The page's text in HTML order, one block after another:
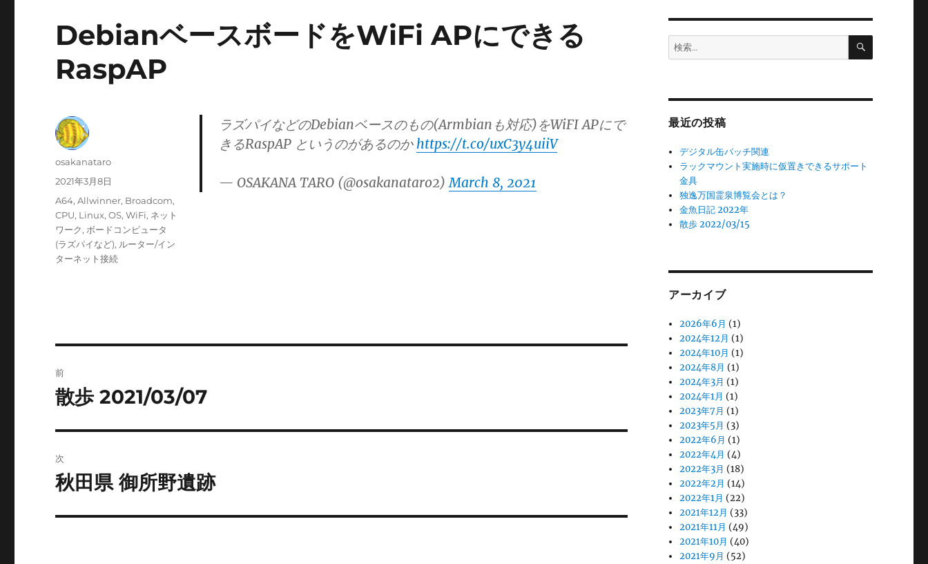
DebianベースボードをWiFi APにできる
RaspAP
ラズパイなどのDebianベースのもの(Armbianも対応)をWiFI APにで
きるRaspAP というのがあるのか https://t.co/uxC3y4uiiV
— OSAKANA TARO (@osakanataro2)March 8, 2021
投
osakanataro
投
2021年3月8日
カ
テ
ゴ
リ
ー
A64,Allwinner, Broadcom,
CPU, Linux,OS,WiFi, ネット
ワーク, ボードコンピュータ
(ラズパイなど), ルーター/イン
ターネット接続
稿
ゲ
前
前
投
稿:
散歩 2021/03/07
次
次
投
秋田県 御所野遺跡
検
索:
検
最近の投稿
デジタル缶バッチ関連
ラックマウント実施時に仮置きできるサポート
金具
独逸万国霊泉博覧会とは？
金魚日記 2022年
散歩 2022/03/15
アーカイブ
2026年6月 (1)
2024年12月 (1)
2024年10月 (1)
2024年8月 (1)
2024年3月 (1)
2024年1月 (1)
2023年7月 (1)
2023年5月 (3)
2022年6月 (1)
2022年4月 (4)
2022年3月 (18)
2022年2月 (14)
2022年1月 (22)
2021年12月 (33)
2021年11月 (49)
2021年10月 (40)
2021年9月 (52)